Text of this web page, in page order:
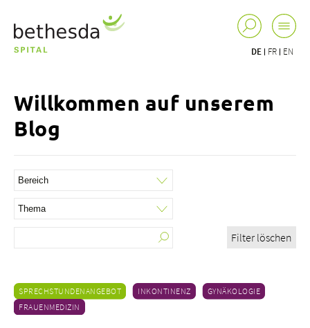
DE FR EN
Willkommen auf unserem
Blog
Filter löschen
SPRECHSTUNDENANGEBOT INKONTINENZ
GYNÄKOLOGIE
FRAUENMEDIZIN